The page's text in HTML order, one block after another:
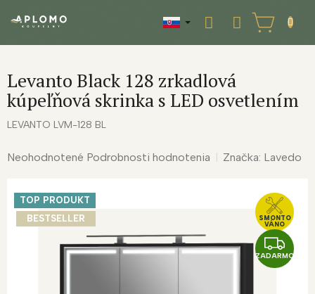
NÁKUPNÝ
KOŠÍK
Levanto Black 128 zrkadlová
kúpeľňová skrinka s LED osvetlením
LEVANTO LVM-128 BL
Priemerné
Neohodnotené Podrobnosti hodnotenia Značka: Lavedo
Z
A
ZADARMO
SMONTO
VÁNO
TOP PRODUKT
BESTSELLER